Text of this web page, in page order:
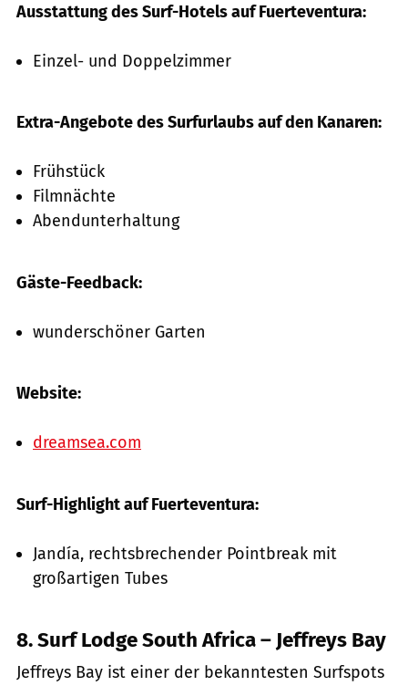
Ausstattung des Surf-Hotels auf Fuerteventura:
Einzel- und Doppelzimmer
Extra-Angebote des Surfurlaubs auf den Kanaren:
Frühstück
Filmnächte
Abendunterhaltung
Gäste-Feedback:
wunderschöner Garten
Website:
dreamsea.com
Surf-Highlight auf Fuerteventura:
Jandía, rechtsbrechender Pointbreak mit
großartigen Tubes
8. Surf Lodge South Africa – Jeffreys Bay
Jeffreys Bay ist einer der bekanntesten Surfspots